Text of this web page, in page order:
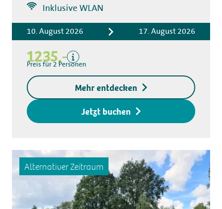
Inklusive WLAN
10. August 2026 17. August 2026
1235,-
Bettwäsche
Kurtaxe
Zugangsschlüssel
Preis für 2 Personen
Mehr entdecken
Jetzt buchen
Alternativer Zeitraum